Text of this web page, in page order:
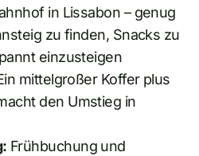
in Lissabon – genug
zu finden, Snacks zu
einzusteigen
mittelgroßer Koffer plus
den Umstieg in
Frühbuchung und